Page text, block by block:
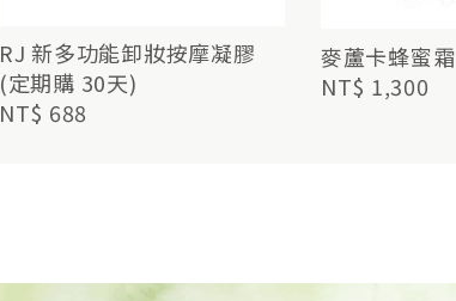
RJ 新多功能卸妝按摩凝膠
(定期購 30天)
NT$ 688
麥蘆卡蜂蜜霜
NT$ 1,300